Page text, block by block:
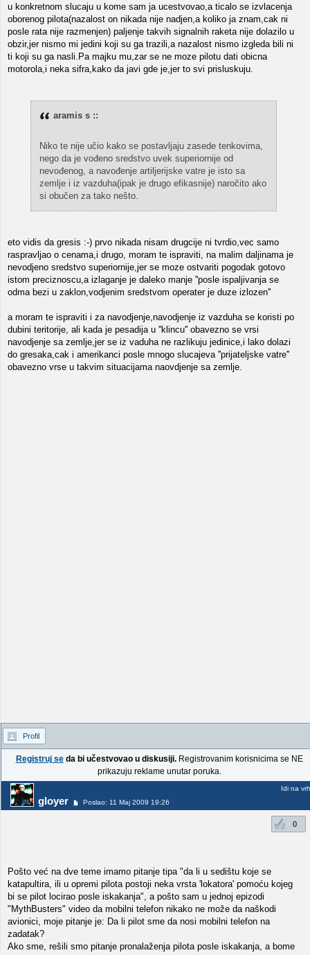
u konkretnom slucaju u kome sam ja ucestvovao,a ticalo se izvlacenja
oborenog pilota(nazalost on nikada nije nadjen,a koliko ja znam,cak ni
posle rata nije razmenjen) paljenje takvih signalnih raketa nije dolazilo u
obzir,jer nismo mi jedini koji su ga trazili,a nazalost nismo izgleda bili ni
ti koji su ga nasli.Pa majku mu,zar se ne moze pilotu dati obicna
motorola,i neka sifra,kako da javi gde je,jer to svi prisluskuju.
aramis s ::
Niko te nije učio kako se postavljaju zasede tenkovima,
nego da je vođeno sredstvo uvek superiornije od
nevođenog, a navođenje artiljerijske vatre je isto sa
zemlje i iz vazduha(ipak je drugo efikasnije) naročito ako
si obučen za tako nešto.
eto vidis da gresis :-) prvo nikada nisam drugcije ni tvrdio,vec samo
raspravljao o cenama,i drugo, moram te ispraviti, na malim daljinama je
nevodjeno sredstvo superiornije,jer se moze ostvariti pogodak gotovo
istom preciznoscu,a izlaganje je daleko manje ''posle ispaljivanja se
odma bezi u zaklon,vodjenim sredstvom operater je duze izlozen''
a moram te ispraviti i za navodjenje,navodjenje iz vazduha se koristi po
dubini teritorije, ali kada je pesadija u ''klincu'' obavezno se vrsi
navodjenje sa zemlje,jer se iz vaduha ne razlikuju jedinice,i lako dolazi
do gresaka,cak i amerikanci posle mnogo slucajeva ''prijateljske vatre''
obavezno vrse u takvim situacijama naovdjenje sa zemlje.
Profil
Registruj seda bi učestvovao u diskusiji.Registrovanim korisnicima se NE
prikazuju reklame unutar poruka.
gloyer Poslao: 11 Maj 2009 19:26
Idi na vrh
0
Pošto već na dve teme imamo pitanje tipa "da li u sedištu koje se
katapultira, ili u opremi pilota postoji neka vrsta 'lokatora' pomoću kojeg
bi se pilot locirao posle iskakanja", a pošto sam u jednoj epizodi
"MythBusters" video da mobilni telefon nikako ne može da naškodi
avionici, moje pitanje je: Da li pilot sme da nosi mobilni telefon na
zadatak?
Ako sme, rešili smo pitanje pronalaženja pilota posle iskakanja, a bome